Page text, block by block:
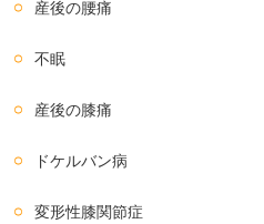
産後の腰痛
不眠
産後の膝痛
ドケルバン病
変形性膝関節症